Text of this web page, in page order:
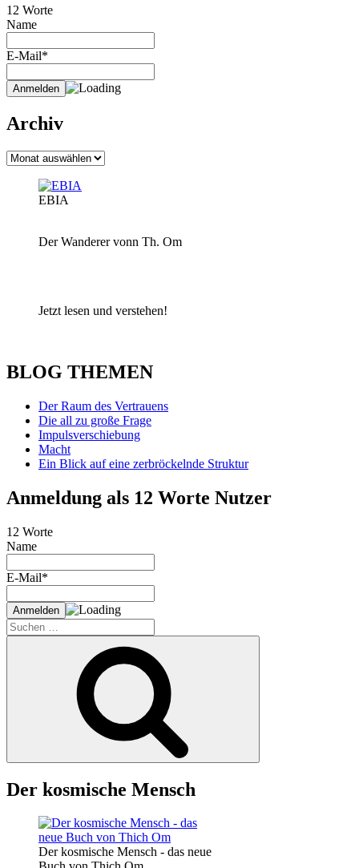
12 Worte
Name
E-Mail*
Archiv
Archiv
EBIA
Der Wanderer vonn Th. Om
Jetzt lesen und verstehen!
BLOG THEMEN
Der Raum des Vertrauens
Die all zu große Frage
Impulsverschiebung
Macht
Ein Blick auf eine zerbröckelnde Struktur
Anmeldung als 12 Worte Nutzer
12 Worte
Name
E-Mail*
Suche
nach:
Der kosmische Mensch
Der kosmische Mensch - das neue